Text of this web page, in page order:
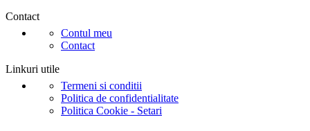
Contact
Contul meu
Contact
Linkuri utile
Termeni si conditii
Politica de confidentialitate
Politica Cookie - Setari